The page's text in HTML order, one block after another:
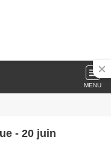
MENU
- 20 juin